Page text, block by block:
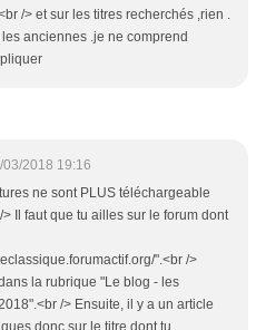
/> et sur les titres recherchés ,rien .
anciennes .je ne comprend
03/2018 19:16
ne sont PLUS téléchargeable
Il faut que tu ailles sur le forum dont
".<br />
la rubrique "Le blog - les
/> Ensuite, il y a un article
donc sur le titre dont tu